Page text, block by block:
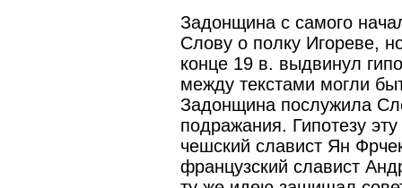
Задонщина с самого
Слову о полку Игореве,
конце 19 в. выдвинул
между текстами могли
Задонщина послужила
подражания. Гипотезу
чешский славист Ян
французский славист